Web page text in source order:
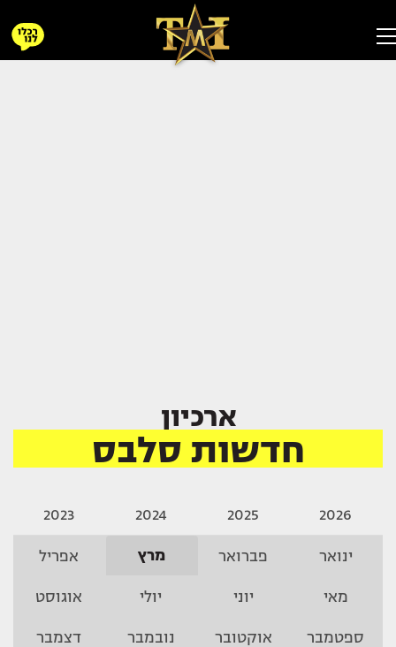
ארכיון
חדשות סלבס
2026
2025
2024
2023
ינואר פברואר מרץ אפריל
מאי יוני יולי אוגוסט
ספטמבר אוקטובר נובמבר דצמבר